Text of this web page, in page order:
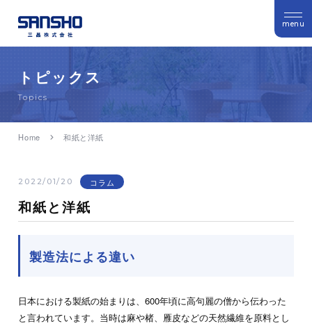
menu
トピックス
Topics
Home 和紙と洋紙
2022/01/20 コラム
和紙と洋紙
製造法による違い
日本における製紙の始まりは、600年頃に高句麗の僧から伝わった
と言われています。当時は麻や楮、雁皮などの天然繊維を原料とし